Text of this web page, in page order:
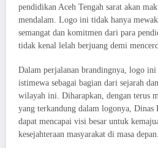
pendidikan Aceh Tengah sarat akan
mendalam. Logo ini tidak hanya
semangat dan komitmen dari para
tidak kenal lelah berjuang demi
Dalam perjalanan brandingnya, logo ini
istimewa sebagai bagian dari sejarah
wilayah ini. Diharapkan, dengan terus
yang terkandung dalam logonya, Dinas
dapat mencapai visi besar untuk
kesejahteraan masyarakat di masa depan.